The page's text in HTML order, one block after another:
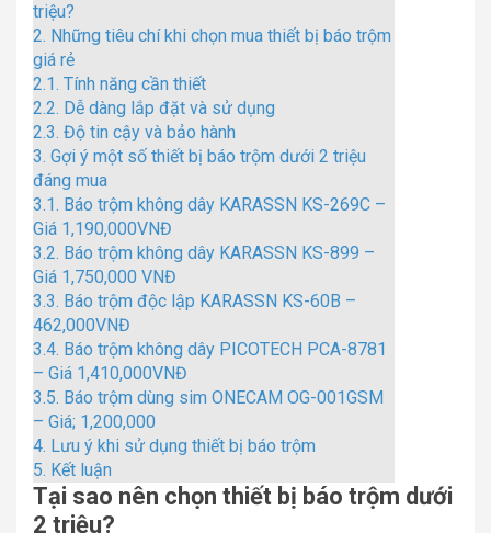
triệu?
2. Những tiêu chí khi chọn mua thiết bị báo trộm
giá rẻ
2.1. Tính năng cần thiết
2.2. Dễ dàng lắp đặt và sử dụng
2.3. Độ tin cậy và bảo hành
3. Gợi ý một số thiết bị báo trộm dưới 2 triệu
đáng mua
3.1. Báo trộm không dây KARASSN KS-269C –
Giá 1,190,000VNĐ
3.2. Báo trộm không dây KARASSN KS-899 –
Giá 1,750,000 VNĐ
3.3. Báo trộm độc lập KARASSN KS-60B –
462,000VNĐ
3.4. Báo trộm không dây PICOTECH PCA-8781
– Giá 1,410,000VNĐ
3.5. Báo trộm dùng sim ONECAM OG-001GSM
– Giá; 1,200,000
4. Lưu ý khi sử dụng thiết bị báo trộm
5. Kết luận
Tại sao nên chọn thiết bị báo trộm dưới
2 triệu?